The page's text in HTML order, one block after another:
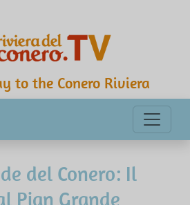
to the Conero Riviera
del Conero: Il
Pian Grande